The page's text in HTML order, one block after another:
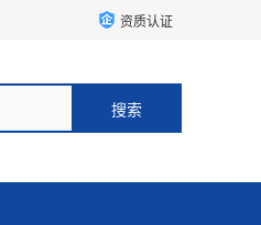
资质认证